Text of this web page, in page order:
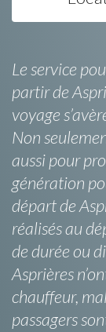
Le service
partir de
voyage
Non
aussi pour
génération
départ de
réalisés au
de durée ou
Asprières
chauffeur,
passagers